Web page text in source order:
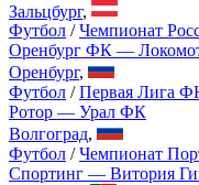
Зальцбург,
Футбол /Чемпионат
Оренбург ФК —
Оренбург,
Футбол /Первая Лига
Ротор — Урал ФК
Волгоград,
Футбол /Чемпионат
Спортинг — Витория